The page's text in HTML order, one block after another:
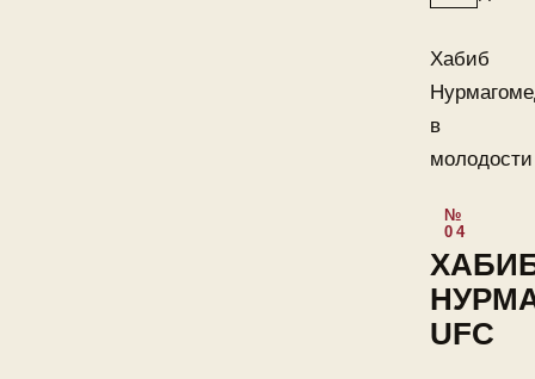
Хабиб
в
молодости
UFC